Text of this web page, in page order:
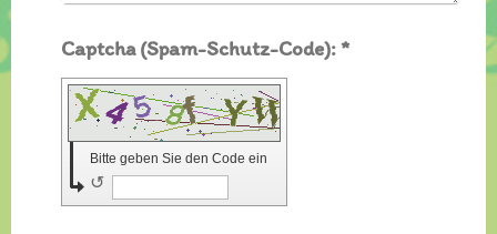
Captcha (Spam-Schutz-Code): *
Bitte geben Sie den Code ein
↺